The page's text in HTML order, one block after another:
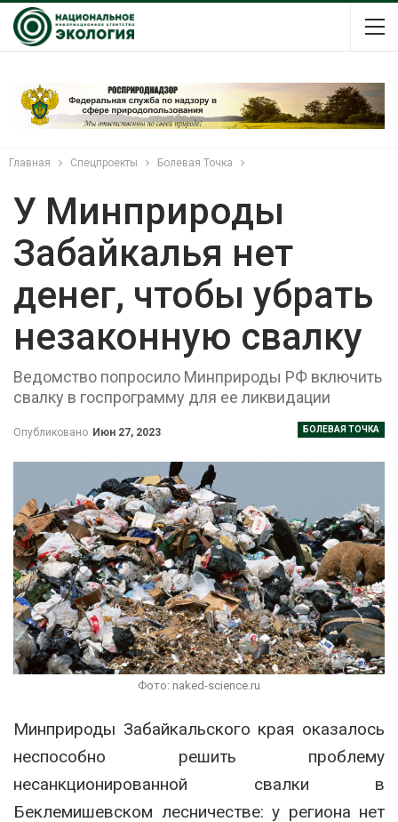
Главная Спецпроекты Болевая Точка
У Минприроды
Забайкалья нет
денег, чтобы убрать
незаконную свалку
Ведомство попросило Минприроды РФ включить
свалку в госпрограмму для ее ликвидации
БОЛЕВАЯ ТОЧКА
Опубликовано Июн 27, 2023
Фото: naked-science.ru
Минприроды Забайкальского края оказалось
неспособно решить проблему
несанкционированной свалки в
Беклемишевском лесничестве: у региона нет